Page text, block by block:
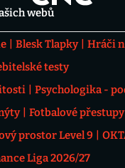
webů
Blesk Tlapky Hráči
testy
Psychologika -
Fotbalové přestupy
prostor Level 9
Liga 2026/27